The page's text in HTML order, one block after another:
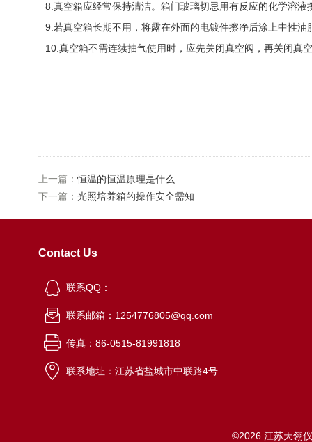
8.真空箱应经常保持清洁。箱门玻璃切忌用有反应的化学溶液
9.若真空箱长期不用，将露在外面的电镀件擦净后涂上中性油
10.真空箱不需连续抽气使用时，应先关闭真空阀，再关闭真
上一篇：恒温的恒温原理是什么
下一篇： 光照培养箱的操作安全需知
Contact Us
联系QQ：
联系邮箱：1254776805@qq.com
传真：86-0515-81991818
联系地址：江苏省盐城市中联路4号
©2026 江苏天翎